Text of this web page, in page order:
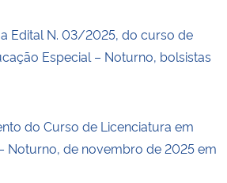
Edital N. 03/2025, do curso de
Especial – Noturno, bolsistas
do Curso de Licenciatura em
Noturno, de novembro de 2025 em